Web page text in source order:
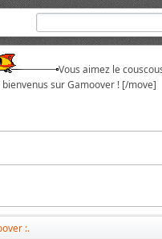
Vous aimez le
bienvenus sur Gamoover ! [/move]
:.